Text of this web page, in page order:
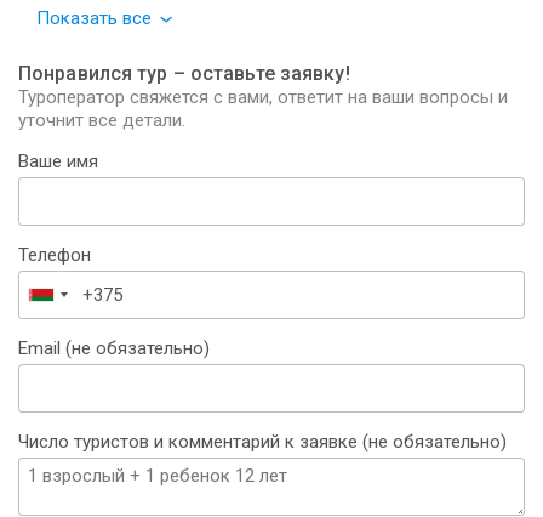
Показать все
Понравился тур – оставьте заявку!
Туроператор свяжется с вами, ответит на ваши вопросы и
уточнит все детали.
Ваше имя
Телефон
Беларусь
+375
Email (не обязательно)
Число туристов и комментарий к заявке (не обязательно)